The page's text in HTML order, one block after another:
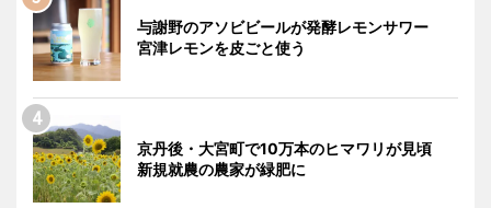
与謝野のアソビビールが発酵レモンサワー
宮津レモンを皮ごと使う
京丹後・大宮町で10万本のヒマワリが見頃
新規就農の農家が緑肥に